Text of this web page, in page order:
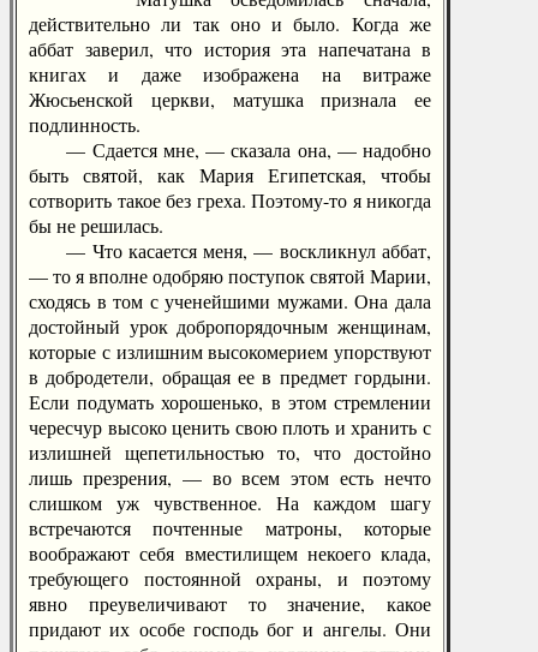
действительно ли так оно и было. Когда же
аббат заверил, что история эта напечатана в
книгах и даже изображена на витраже
Жюсьенской церкви, матушка признала ее
подлинность.
— Сдается мне, — сказала она, — надобно
быть святой, как Мария Египетская, чтобы
сотворить такое без греха. Поэтому-то я никогда
бы не решилась.
— Что касается меня, — воскликнул аббат,
— то я вполне одобряю поступок святой Марии,
сходясь в том с ученейшими мужами. Она дала
достойный урок добропорядочным женщинам,
которые с излишним высокомерием упорствуют
в добродетели, обращая ее в предмет гордыни.
Если подумать хорошенько, в этом стремлении
чересчур высоко ценить свою плоть и хранить с
излишней щепетильностью то, что достойно
лишь презрения, — во всем этом есть нечто
слишком уж чувственное. На каждом шагу
встречаются почтенные матроны, которые
воображают себя вместилищем некоего клада,
требующего постоянной охраны, и поэтому
явно преувеличивают то значение, какое
придают их особе господь бог и ангелы. Они